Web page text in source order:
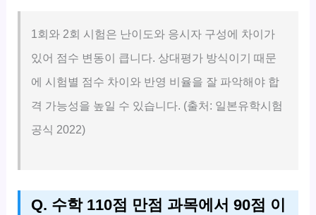
1회와 2회 시험은 난이도와 응시자 구성에 차이가
있어 점수 변동이 큽니다. 상대평가 방식이기 때문
에 시험별 점수 차이와 반영 비율을 잘 파악해야 합
격 가능성을 높일 수 있습니다. (출처: 일본유학시험
공식 2022)
Q. 수학 110점 만점 과목에서 90점 이